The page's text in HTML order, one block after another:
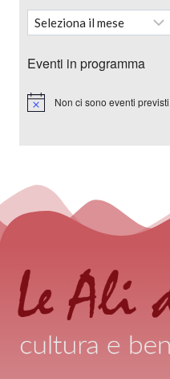
Eventi in programma
Notice Non ci sono eventi previsti.